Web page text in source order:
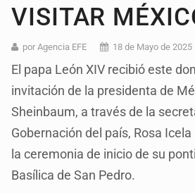
VISITAR
por Agencia EFE 18 de Mayo de 2025
El papa León XIV recibió este
invitación de la presidenta de
Sheinbaum, a través de la
Gobernación del país, Rosa
la ceremonia de inicio de su
Basílica de San Pedro.